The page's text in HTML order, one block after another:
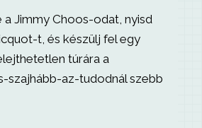
a Jimmy Choos-odat, nyisd
t, és készülj fel egy
túrára a
szajhább-az-tudodnál szebb